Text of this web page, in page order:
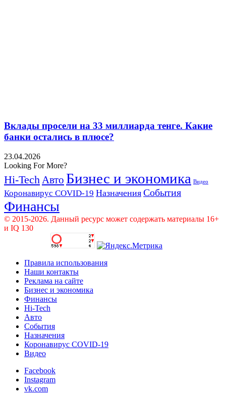
Вклады просели на 33 миллиарда тенге. Какие
банки остались в плюсе?
23.04.2026
Looking For More?
Hi-Tech Авто Бизнес и экономика Видео
Коронавирус COVID-19 Назначения События
Финансы
© 2015-2026. Данный ресурс может содержать материалы 16+
и IQ 130
Правила использования
Наши контакты
Реклама на сайте
Бизнес и экономика
Финансы
Hi-Tech
Авто
События
Назначения
Коронавирус COVID-19
Видео
Facebook
Instagram
vk.com